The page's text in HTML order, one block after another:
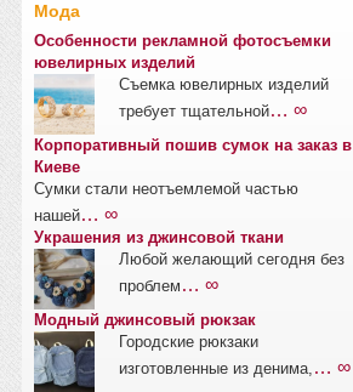
Мода
Особенности рекламной фотосъемки
ювелирных изделий
Съемка ювелирных изделий
требует тщательной… ∞
Корпоративный пошив сумок на заказ в
Киеве
Сумки стали неотъемлемой частью
нашей… ∞
Украшения из джинсовой ткани
Любой желающий сегодня без
проблем … ∞
Модный джинсовый рюкзак
Городские рюкзаки
изготовленные из денима, … ∞